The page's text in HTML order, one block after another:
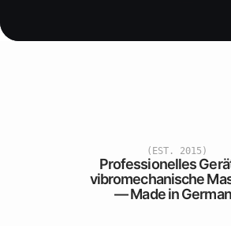
(EST. 2015)
Professionelles
vibromechanische
— Made in